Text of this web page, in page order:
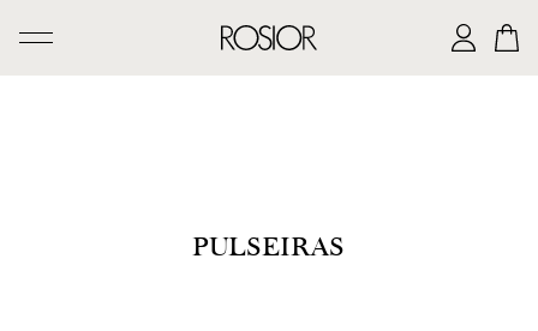
PULSEIRAS